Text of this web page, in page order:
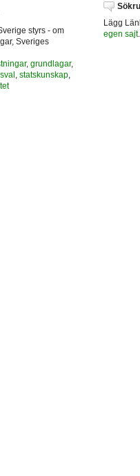
styrs - om
Sveriges
, grundlagar,
statskunskap,
Lägg
egen sajt.